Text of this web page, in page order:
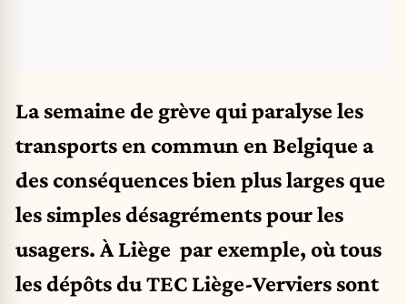
La semaine de grève qui paralyse les
transports en commun en Belgique a
des conséquences bien plus larges que
les simples désagréments pour les
usagers. À Liège par exemple, où tous
les dépôts du TEC Liège-Verviers sont